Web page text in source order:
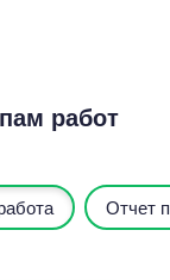
работ
Отчет